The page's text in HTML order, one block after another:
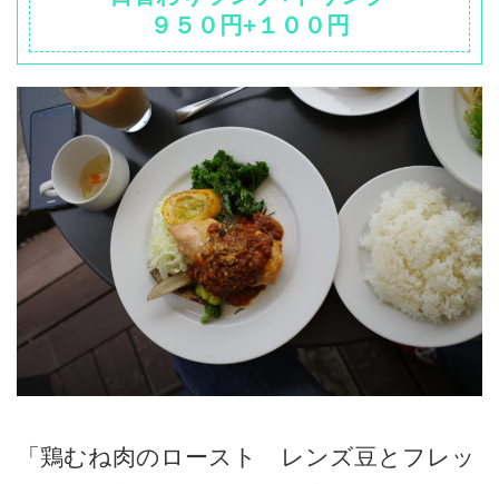
９５０円+１００円
「鶏むね肉のロースト レンズ豆とフレッ